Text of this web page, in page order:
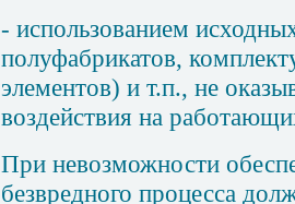
- использованием
полуфабрикатов,
элементов) и т.п., не
воздействия на
При невозможности
безвредного процесса